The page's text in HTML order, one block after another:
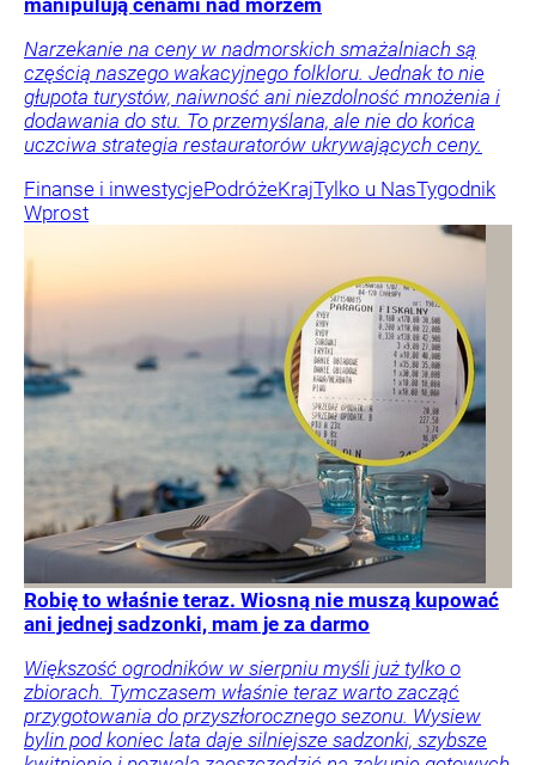
Narzekanie na ceny w nadmorskich smażalniach są
częścią naszego wakacyjnego folkloru. Jednak to nie
głupota turystów, naiwność ani niezdolność mnożenia i
dodawania do stu. To przemyślana, ale nie do końca
uczciwa strategia restauratorów ukrywających ceny.
Finanse i inwestycjePodróżeKrajTylko u NasTygodnik
Wprost
Robię to właśnie teraz. Wiosną nie muszą kupować
ani jednej sadzonki, mam je za darmo
Większość ogrodników w sierpniu myśli już tylko o
zbiorach. Tymczasem właśnie teraz warto zacząć
przygotowania do przyszłorocznego sezonu. Wysiew
bylin pod koniec lata daje silniejsze sadzonki, szybsze